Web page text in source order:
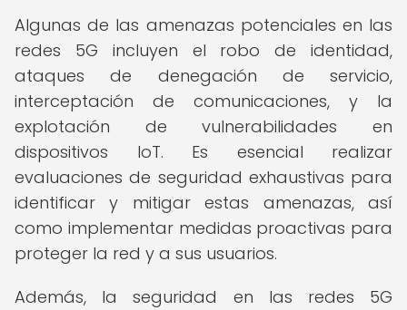
Algunas de las amenazas potenciales en las
redes 5G incluyen el robo de identidad,
ataques de denegación de servicio,
interceptación de comunicaciones, y la
explotación de vulnerabilidades en
dispositivos IoT. Es esencial realizar
evaluaciones de seguridad exhaustivas para
identificar y mitigar estas amenazas, así
como implementar medidas proactivas para
proteger la red y a sus usuarios.
Además, la seguridad en las redes 5G